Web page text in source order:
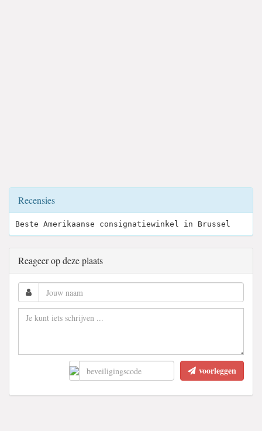
Recensies
Beste Amerikaanse consignatiewinkel in Brussel
Reageer op deze plaats
voorleggen